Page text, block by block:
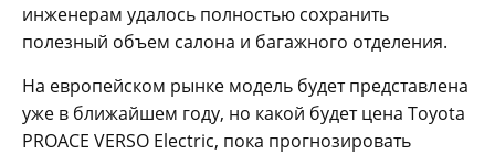
инженерам удалось полностью сохранить
полезный объем салона и багажного отделения.
На европейском рынке модель будет представлена
уже в ближайшем году, но какой будет цена Toyota
PROACE VERSO Electric, пока прогнозировать